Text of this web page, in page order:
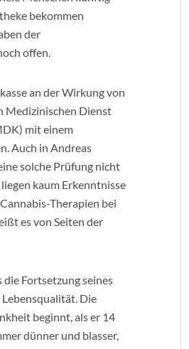
bekommen
der
offen.
an der Wirkung von
Medizinischen Dienst
mit einem
Auch in Andreas
solche Prüfung nicht
kaum Erkenntnisse
Therapien bei
es von Seiten der
Fortsetzung seines
Lebensqualität. Die
beginnt, als er 14
dünner und blasser,